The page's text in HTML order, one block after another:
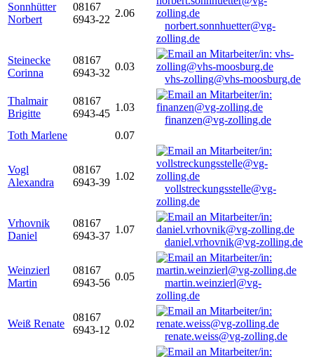
Sonnhütter
Norbert
08167
6943-22
2.06
norbert.sonnhuetter@vg-
zolling.de
Steinecke
Corinna
08167
6943-32
0.03
vhs-zolling@vhs-moosburg.de
Thalmair
Brigitte
08167
6943-45
1.03
finanzen@vg-zolling.de
Toth Marlene
0.07
Vogl
Alexandra
08167
6943-39
1.02
vollstreckungsstelle@vg-
zolling.de
Vrhovnik
Daniel
08167
6943-37
1.07
daniel.vrhovnik@vg-zolling.de
Weinzierl
Martin
08167
6943-56
0.05
martin.weinzierl@vg-
zolling.de
Weiß Renate
08167
6943-12
0.02
renate.weiss@vg-zolling.de